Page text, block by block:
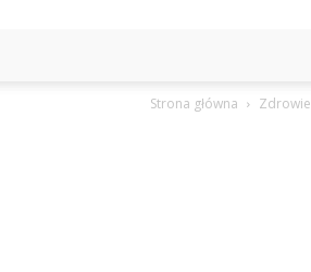
Strona główna Zdrowie